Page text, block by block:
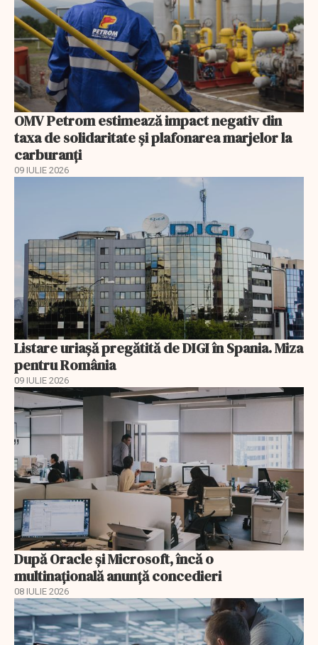
OMV Petrom estimează impact negativ din
taxa de solidaritate și plafonarea marjelor la
carburanți
09 IULIE 2026
Listare uriașă pregătită de DIGI în Spania. Miza
pentru România
09 IULIE 2026
După Oracle şi Microsoft, încă o
multinaţională anunţă concedieri
08 IULIE 2026
EXCLUSIV